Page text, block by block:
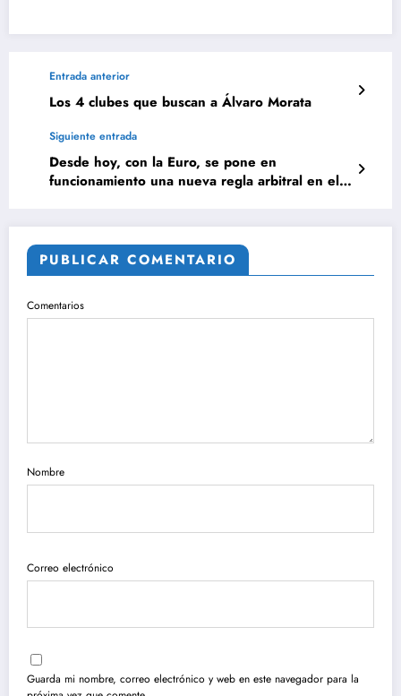
Entrada anterior
Los 4 clubes que buscan a Álvaro Morata
Siguiente entrada
Desde hoy, con la Euro, se pone en
funcionamiento una nueva regla arbitral en el
PUBLICAR COMENTARIO
Comentarios
Nombre
Correo electrónico
Guarda mi nombre, correo electrónico y web en este navegador para la